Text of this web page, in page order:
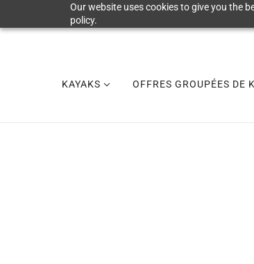
Our website uses cookies to give you the
policy.
KAYAKS OFFRES GROUPÉES DE